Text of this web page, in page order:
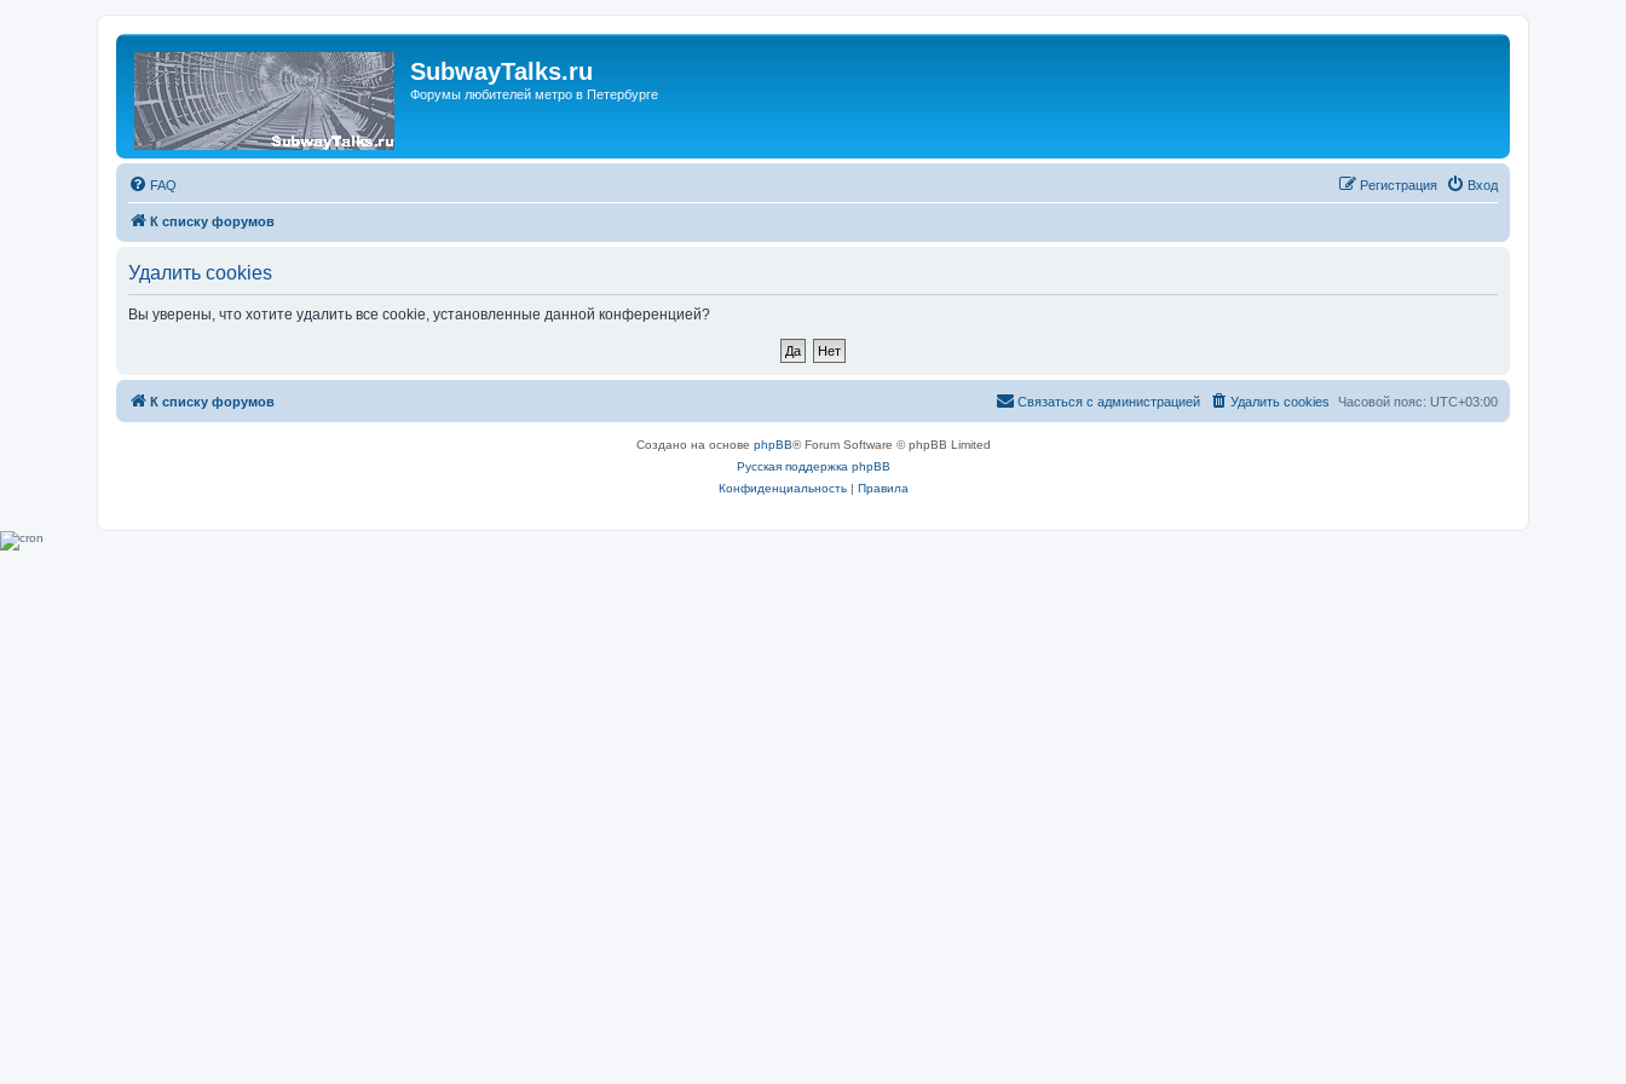
SubwayTalks.ru
Форумы любителей метро в Петербурге
FAQ Вход
Регистрация
К списку форумов
Удалить cookies
Вы уверены, что хотите удалить все cookie, установленные данной конференцией?
К списку форумов Часовой пояс: UTC+03:00
Удалить cookies
Связаться с администрацией
Создано на основе phpBB® Forum Software © phpBB Limited
Русская поддержка phpBB
Конфиденциальность| Правила